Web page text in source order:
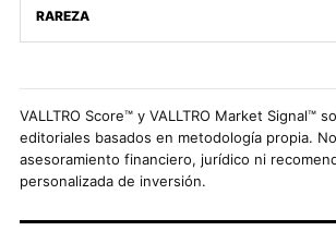
RAREZA
VALLTRO Score™ y VALLTRO Market Signal™
editoriales basados en metodología propia.
asesoramiento financiero, jurídico ni
personalizada de inversión.